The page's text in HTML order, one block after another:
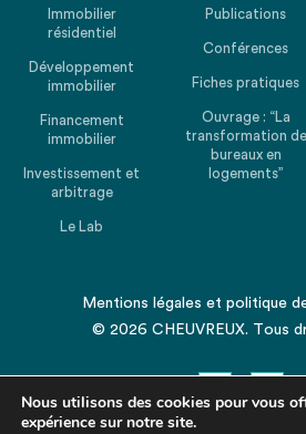
Immobilier
résidentiel
Développement
immobilier
Financement
immobilier
Investissement et
arbitrage
Le Lab
Publications
Conférences
Fiches pratiques
Ouvrage : “La
transformation de
bureaux en
logements”
Mentions légales et politique
© 2026 CHEUVREUX. Tous
Nous utilisons des cookies pour vous
expérience sur notre site.